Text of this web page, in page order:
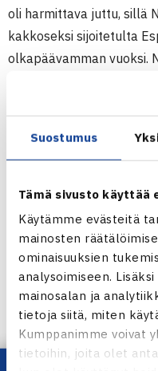
Suostumus
Tämä sivusto käyttää
Käytämme evästeitä
mainosten
ominaisuuksien
analysoimiseen.
mainosalan ja
tietoja siitä, miten
Kumppanimme voivat
tietoihin, joita olet
oli harmittava juttu, sillä
kakkoseksi sijoitetulta
olkapäävamman vuoksi.
Nelinpelissä Nijaki ja
Kiiskin välierissä luvuin 6-
10.000$ ITF Futures
Vilna, Liettua
Kaksinpeli
Puolivälieriä: Radoslaw
Nieminen (3.) 7-5, 6-4.
Nelinpeli
Välieriä: Nijaki/Marcin